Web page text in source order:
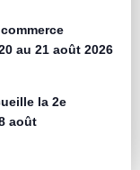
au 21 août 2026
la 2e
août